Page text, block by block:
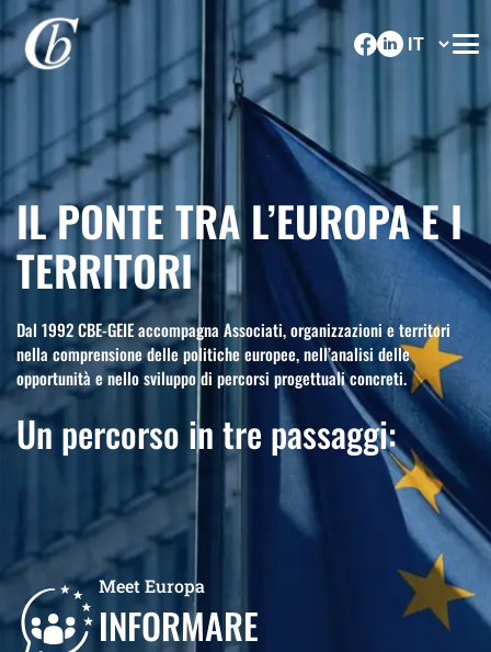
IL PONTE TRA L’EUROPA E I
TERRITORI
Dal 1992 CBE-GEIE accompagna Associati, organizzazioni e territori
nella comprensione delle politiche europee, nell’analisi delle
opportunità e nello sviluppo di percorsi progettuali concreti.
Un percorso in tre passaggi:
Meet Europa
INFORMARE